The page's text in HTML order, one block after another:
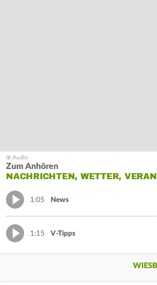
Zum Anhören
NACHRICHTEN, WETTER,
1:05 News
1:15 V-Tipps